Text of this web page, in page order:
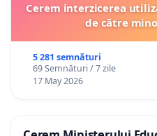
Cerem interzicerea
de către
5 281 semnături
69 Semnături / 7 zile
17 May 2026